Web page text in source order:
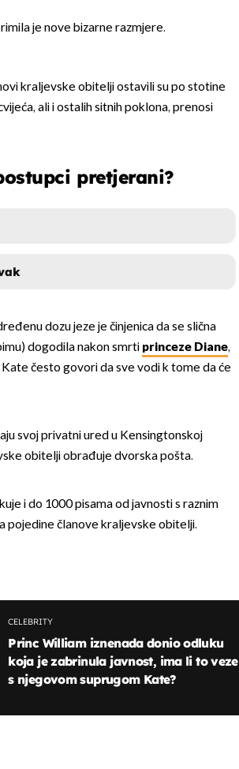
je nove bizarne razmjere.
kraljevske obitelji ostavili su po stotine
ali i ostalih sitnih poklona, prenosi
pretjerani?
OPORAVAK
dozu jeze je činjenica da se slična
dogodila nakon smrti princeze Diane,
često govori da sve vodi k tome da će
svoj privatni ured u Kensingtonskoj
obitelji obrađuje dvorska pošta.
i do 1000 pisama od javnosti s raznim
pojedine članove kraljevske obitelji.
CELEBRITY
Princ William iznenada donio odluku
koja je zabrinula javnost, ima li to veze
s njegovom suprugom Kate?
OMOGUĆI OBAVIJESTI